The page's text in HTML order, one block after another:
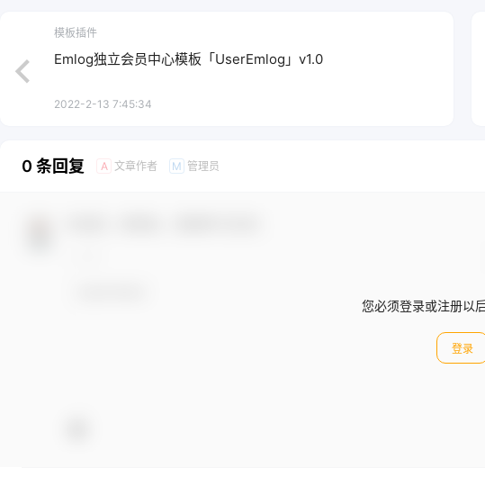
模板插件
Emlog独立会员中心模板「UserEmlog」v1.0
2022-2-13 7:45:34
0 条回复 A 文章作者 M 管理员
您必须登录或注册以
登录